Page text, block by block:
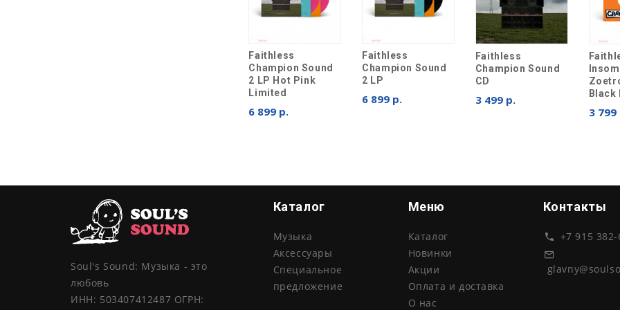
Faithless
Champion Sound
2 LP Hot Pink
Limited
6 899 р.
Faithless
Champion Sound
2 LP
6 899 р.
Faithless
Champion Sound
CD
3 499 р.
Black
3 799
Soul's Sound: Музыка - это
любовь
ИНН: 503407412487 ОГРН:
Каталог
Музыка
Аксессуары
Специальное
предложение
Меню
Каталог
Новинки
Акции
Оплата и доставка
О нас
Контакты
+7 915 382-